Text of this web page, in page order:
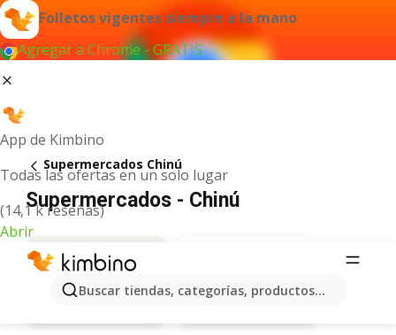
Folletos vigentes siempre a la mano
Agregar a Chrome - GRATIS
App de Kimbino
Todas las ofertas en un solo lugar
(14,1 k reseñas)
Abrir
Buscar tiendas, categorías, productos...
Supermercados Chinú
Supermercados - Chinú